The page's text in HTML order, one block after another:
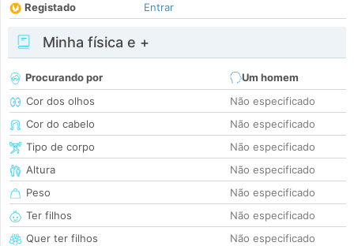
Registado
Entrar
Minha física e +
Procurando por
Um homem
Cor dos olhos
Não especificado
Cor do cabelo
Não especificado
Tipo de corpo
Não especificado
Altura
Não especificado
Peso
Não especificado
Ter filhos
Não especificado
Quer ter filhos
Não especificado